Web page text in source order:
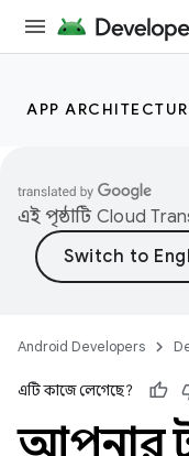
APP
এই পৃষ্ঠাটি Cloud
Android Developers
এটি কাজে লেগেছে?
আপনার